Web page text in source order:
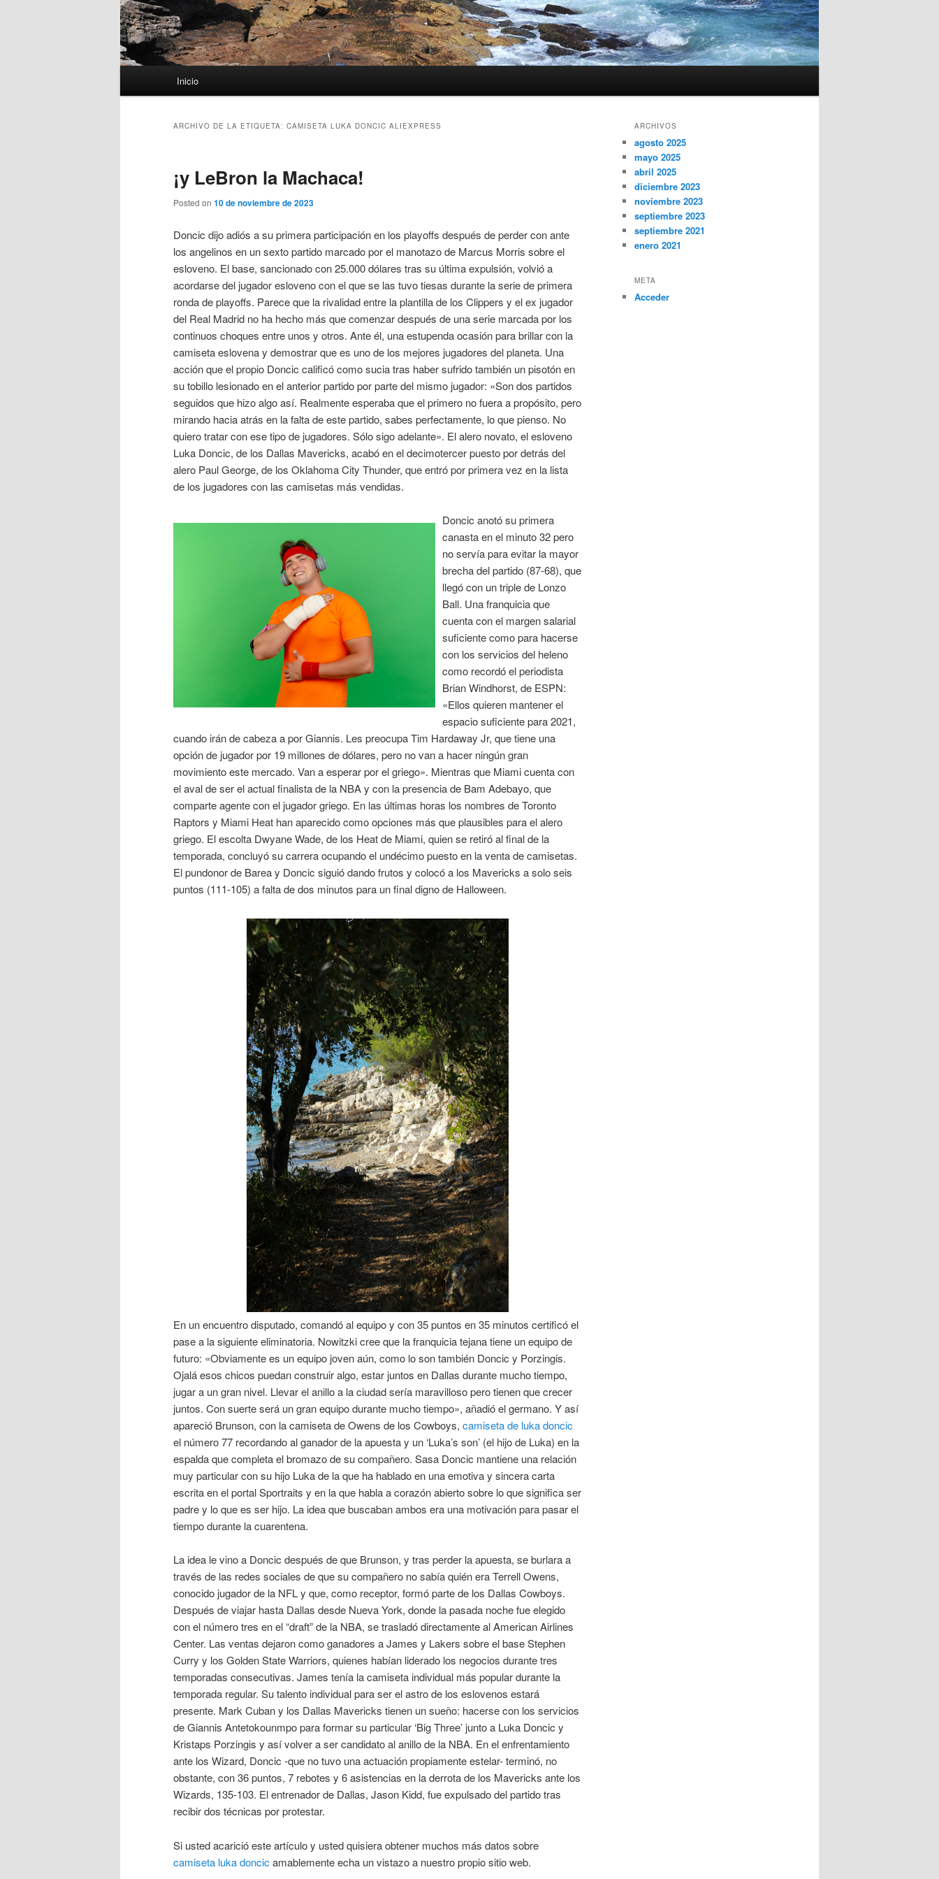
Inicio
ARCHIVO DE LA ETIQUETA: CAMISETA LUKA DONCIC ALIEXPRESS
¡y LeBron la Machaca!
Posted on 10 de noviembre de 2023
Doncic dijo adiós a su primera participación en los playoffs después de perder con ante
los angelinos en un sexto partido marcado por el manotazo de Marcus Morris sobre el
esloveno. El base, sancionado con 25.000 dólares tras su última expulsión, volvió a
acordarse del jugador esloveno con el que se las tuvo tiesas durante la serie de primera
ronda de playoffs. Parece que la rivalidad entre la plantilla de los Clippers y el ex jugador
del Real Madrid no ha hecho más que comenzar después de una serie marcada por los
continuos choques entre unos y otros. Ante él, una estupenda ocasión para brillar con la
camiseta eslovena y demostrar que es uno de los mejores jugadores del planeta. Una
acción que el propio Doncic calificó como sucia tras haber sufrido también un pisotón en
su tobillo lesionado en el anterior partido por parte del mismo jugador: «Son dos partidos
seguidos que hizo algo así. Realmente esperaba que el primero no fuera a propósito, pero
mirando hacia atrás en la falta de este partido, sabes perfectamente, lo que pienso. No
quiero tratar con ese tipo de jugadores. Sólo sigo adelante». El alero novato, el esloveno
Luka Doncic, de los Dallas Mavericks, acabó en el decimotercer puesto por detrás del
alero Paul George, de los Oklahoma City Thunder, que entró por primera vez en la lista
de los jugadores con las camisetas más vendidas.
Doncic anotó su primera
canasta en el minuto 32 pero
no servía para evitar la mayor
brecha del partido (87-68), que
llegó con un triple de Lonzo
Ball. Una franquicia que
cuenta con el margen salarial
suficiente como para hacerse
con los servicios del heleno
como recordó el periodista
Brian Windhorst, de ESPN:
«Ellos quieren mantener el
espacio suficiente para 2021,
cuando irán de cabeza a por Giannis. Les preocupa Tim Hardaway Jr, que tiene una
opción de jugador por 19 millones de dólares, pero no van a hacer ningún gran
movimiento este mercado. Van a esperar por el griego». Mientras que Miami cuenta con
el aval de ser el actual finalista de la NBA y con la presencia de Bam Adebayo, que
comparte agente con el jugador griego. En las últimas horas los nombres de Toronto
Raptors y Miami Heat han aparecido como opciones más que plausibles para el alero
griego. El escolta Dwyane Wade, de los Heat de Miami, quien se retiró al final de la
temporada, concluyó su carrera ocupando el undécimo puesto en la venta de camisetas.
El pundonor de Barea y Doncic siguió dando frutos y colocó a los Mavericks a solo seis
puntos (111-105) a falta de dos minutos para un final digno de Halloween.
En un encuentro disputado, comandó al equipo y con 35 puntos en 35 minutos certificó el
pase a la siguiente eliminatoria. Nowitzki cree que la franquicia tejana tiene un equipo de
futuro: «Obviamente es un equipo joven aún, como lo son también Doncic y Porzingis.
Ojalá esos chicos puedan construir algo, estar juntos en Dallas durante mucho tiempo,
jugar a un gran nivel. Llevar el anillo a la ciudad sería maravilloso pero tienen que crecer
juntos. Con suerte será un gran equipo durante mucho tiempo», añadió el germano. Y así
apareció Brunson, con la camiseta de Owens de los Cowboys, camiseta de luka doncic
el número 77 recordando al ganador de la apuesta y un ‘Luka’s son’ (el hijo de Luka) en la
espalda que completa el bromazo de su compañero. Sasa Doncic mantiene una relación
muy particular con su hijo Luka de la que ha hablado en una emotiva y sincera carta
escrita en el portal Sportraits y en la que habla a corazón abierto sobre lo que significa ser
padre y lo que es ser hijo. La idea que buscaban ambos era una motivación para pasar el
tiempo durante la cuarentena.
La idea le vino a Doncic después de que Brunson, y tras perder la apuesta, se burlara a
través de las redes sociales de que su compañero no sabía quién era Terrell Owens,
conocido jugador de la NFL y que, como receptor, formó parte de los Dallas Cowboys.
Después de viajar hasta Dallas desde Nueva York, donde la pasada noche fue elegido
con el número tres en el “draft” de la NBA, se trasladó directamente al American Airlines
Center. Las ventas dejaron como ganadores a James y Lakers sobre el base Stephen
Curry y los Golden State Warriors, quienes habían liderado los negocios durante tres
temporadas consecutivas. James tenía la camiseta individual más popular durante la
temporada regular. Su talento individual para ser el astro de los eslovenos estará
presente. Mark Cuban y los Dallas Mavericks tienen un sueño: hacerse con los servicios
de Giannis Antetokounmpo para formar su particular ‘Big Three’ junto a Luka Doncic y
Kristaps Porzingis y así volver a ser candidato al anillo de la NBA. En el enfrentamiento
ante los Wizard, Doncic -que no tuvo una actuación propiamente estelar- terminó, no
obstante, con 36 puntos, 7 rebotes y 6 asistencias en la derrota de los Mavericks ante los
Wizards, 135-103. El entrenador de Dallas, Jason Kidd, fue expulsado del partido tras
recibir dos técnicas por protestar.
Si usted acarició este artículo y usted quisiera obtener muchos más datos sobre
camiseta luka doncic amablemente echa un vistazo a nuestro propio sitio web.
ARCHIVOS
agosto 2025
mayo 2025
abril 2025
diciembre 2023
noviembre 2023
septiembre 2023
septiembre 2021
enero 2021
META
Acceder